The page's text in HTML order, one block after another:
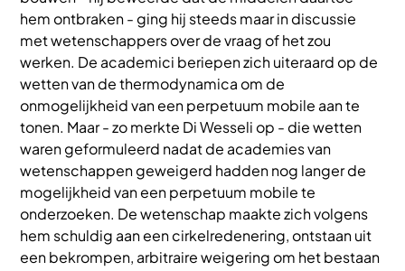
hem ontbraken - ging hij steeds maar in discussie
met wetenschappers over de vraag of het zou
werken. De academici beriepen zich uiteraard op de
wetten van de thermodynamica om de
onmogelijkheid van een perpetuum mobile aan te
tonen. Maar - zo merkte Di Wesseli op - die wetten
waren geformuleerd nadat de academies van
wetenschappen geweigerd hadden nog langer de
mogelijkheid van een perpetuum mobile te
onderzoeken. De wetenschap maakte zich volgens
hem schuldig aan een cirkelredenering, ontstaan uit
een bekrompen, arbitraire weigering om het bestaan